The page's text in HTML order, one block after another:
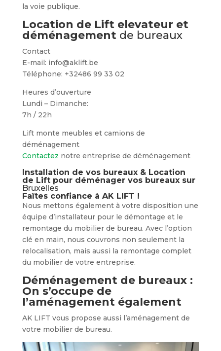
la voie publique.
Location de Lift elevateur et
déménagement de bureaux
Contact
E-mail: info@aklift.be
Téléphone: +32486 99 33 02
Heures d’ouverture
Lundi – Dimanche:
7h / 22h
Lift monte meubles et camions de
déménagement
Contactez notre entreprise de déménagement
Installation de vos bureaux & Location
de Lift pour déménager vos bureaux sur
Bruxelles
Faîtes confiance à AK LIFT !
Nous mettons également à votre disposition une
équipe d’installateur pour le démontage et le
remontage du mobilier de bureau. Avec l’option
clé en main, nous couvrons non seulement la
relocalisation, mais aussi la remontage complet
du mobilier de votre entreprise.
Déménagement de bureaux :
On s’occupe de
l’aménagement également
AK LIFT vous propose aussi l’aménagement de
votre mobilier de bureau.